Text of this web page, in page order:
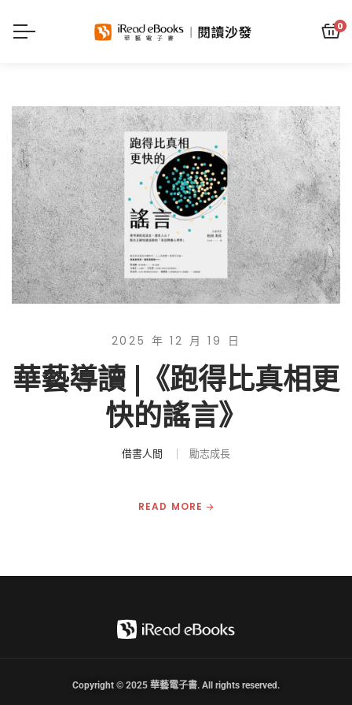
0
2025 年 12 月 19 日
華藝導讀 |《跑得比真相更
快的謠言》
借書人間 勵志成長
READ MORE
Copyright © 2025 華藝電子書. All rights reserved.